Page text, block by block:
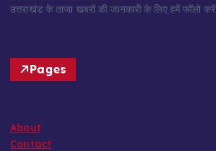
उत्तराखंड के ताजा खबरों की जानकारी के लिए हमें फॉलो करें
Pages
About
Contact